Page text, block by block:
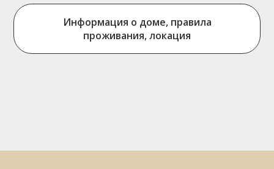
Информация о доме, правила
проживания, локация